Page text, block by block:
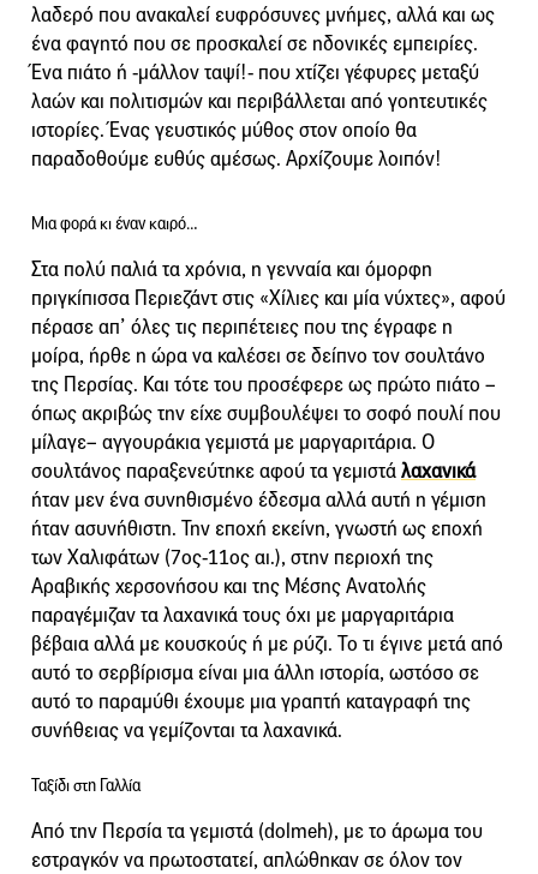
λαδερό που ανακαλεί ευφρόσυνες μνήμες, αλλά και ως
ένα φαγητό που σε προσκαλεί σε ηδονικές εμπειρίες.
Ένα πιάτο ή -μάλλον ταψί!- που χτίζει γέφυρες μεταξύ
λαών και πολιτισμών και περιβάλλεται από γοητευτικές
ιστορίες. Ένας γευστικός μύθος στον οποίο θα
παραδοθούμε ευθύς αμέσως. Αρχίζουμε λοιπόν!
Μια φορά κι έναν καιρό…
Στα πολύ παλιά τα χρόνια, η γενναία και όμορφη
πριγκίπισσα Περιεζάντ στις «Χίλιες και μία νύχτες», αφού
πέρασε απ’ όλες τις περιπέτειες που της έγραφε η
μοίρα, ήρθε η ώρα να καλέσει σε δείπνο τον σουλτάνο
της Περσίας. Και τότε του προσέφερε ως πρώτο πιάτο –
όπως ακριβώς την είχε συμβουλέψει το σοφό πουλί που
μίλαγε– αγγουράκια γεμιστά με μαργαριτάρια. Ο
σουλτάνος παραξενεύτηκε αφού τα γεμιστάλαχανικά
ήταν μεν ένα συνηθισμένο έδεσμα αλλά αυτή η γέμιση
ήταν ασυνήθιστη. Την εποχή εκείνη, γνωστή ως εποχή
των Χαλιφάτων (7ος-11ος αι.), στην περιοχή της
Αραβικής χερσονήσου και της Μέσης Ανατολής
παραγέμιζαν τα λαχανικά τους όχι με μαργαριτάρια
βέβαια αλλά με κουσκούς ή με ρύζι. Το τι έγινε μετά από
αυτό το σερβίρισμα είναι μια άλλη ιστορία, ωστόσο σε
αυτό το παραμύθι έχουμε μια γραπτή καταγραφή της
συνήθειας να γεμίζονται τα λαχανικά.
Ταξίδι στη Γαλλία
Από την Περσία τα γεμιστά (dolmeh), με το άρωμα του
εστραγκόν να πρωτοστατεί, απλώθηκαν σε όλον τον